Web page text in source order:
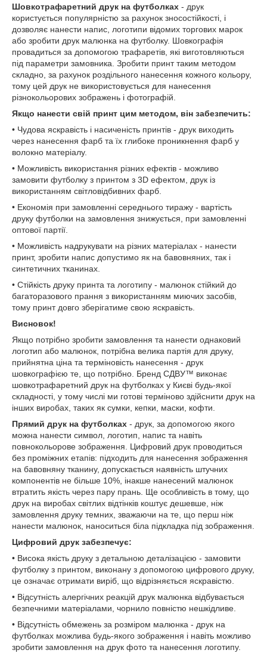
Шовкотрафаретний друк на футболках - друк
користується популярністю за рахунок зносостійкості, і
дозволяє нанести напис, логотипи відомих торгових марок
або зробити друк малюнка на футболку. Шовкографія
провадиться за допомогою трафаретів, які виготовляються
під параметри замовника. Зробити принт таким методом
складно, за рахунок роздільного нанесення кожного кольору,
тому цей друк не використовується для нанесення
різнокольорових зображень і фотографій.
Якщо нанести свій принт цим методом, він забезпечить:
• Чудова яскравість і насиченість принтів - друк виходить
через нанесення фарб та їх глибоке проникнення фарб у
волокно матеріалу.
• Можливість використання різних ефектів - можливо
замовити футболку з принтом з 3D ефектом, друк із
використанням світловідбивних фарб.
• Економія при замовленні середнього тиражу - вартість
друку футболки на замовлення знижується, при замовленні
оптової партії.
• Можливість надрукувати на різних матеріалах - нанести
принт, зробити напис допустимо як на бавовняних, так і
синтетичних тканинах.
• Стійкість друку принта та логотипу - малюнок стійкий до
багаторазового прання з використанням миючих засобів,
тому принт довго зберігатиме свою яскравість.
Висновок!
Якщо потрібно зробити замовлення та нанести однаковий
логотип або малюнок, потрібна велика партія для друку,
прийнятна ціна та терміновість нанесення - друк
шовкографією те, що потрібно. Бренд СДВУ™ виконає
шовкотрафаретний друк на футболках у Києві будь-якої
складності, у тому числі ми готові терміново здійснити друк на
інших виробах, таких як сумки, кепки, маски, кофти.
Прямий друк на футболках - друк, за допомогою якого
можна нанести символ, логотип, напис та навіть
повнокольорове зображення. Цифровий друк проводиться
без проміжних етапів: підходить для нанесення зображення
на бавовняну тканину, допускається наявність штучних
компонентів не більше 10%, інакше нанесений малюнок
втратить якість через пару прань. Ще особливість в тому, що
друк на виробах світлих відтінків коштує дешевше, ніж
замовлення друку темних, зважаючи на те, що перш ніж
нанести малюнок, наноситься біла підкладка під зображення.
Цифровий друк забезпечує:
• Висока якість друку з детальною деталізацією - замовити
футболку з принтом, виконану з допомогою цифрового друку,
це означає отримати виріб, що відрізняється яскравістю.
• Відсутність алергічних реакцій друк малюнка відбувається
безпечними матеріалами, чорнило повністю нешкідливе.
• Відсутність обмежень за розміром малюнка - друк на
футболках можлива будь-якого зображення і навіть можливо
зробити замовлення на друк фото та нанесення логотипу.